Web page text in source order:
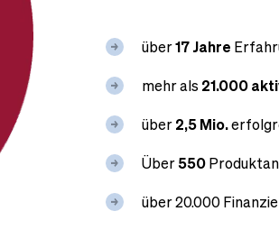
über17 Jahre
mehr als 21.000
über2,5 Mio.
Über550
über 20.000